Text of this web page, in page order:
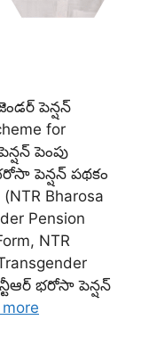
పెన్షన్
for
పెంపు
పెన్షన్ పథకం
Bharosa
Pension
NTR
భరోసా పెన్షన్